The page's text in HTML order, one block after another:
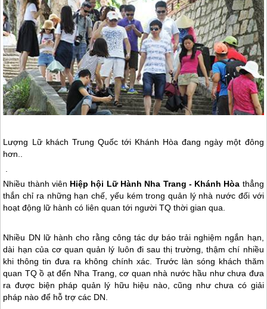
Lượng Lữ khách Trung Quốc tới Khánh Hòa đang ngày một đông
hơn..
Nhiều thành viên Hiệp hội Lữ Hành Nha Trang - Khánh Hòa thẳng
thắn chỉ ra những hạn chế, yếu kém trong quản lý nhà nước đối với
hoạt động lữ hành có liên quan tới người TQ thời gian qua.
Nhiều DN lữ hành cho rằng công tác dự báo trải nghiệm ngắn hạn,
dài hạn của cơ quan quản lý luôn đi sau thị trường, thậm chí nhiều
khi thông tin đưa ra không chính xác. Trước làn sóng khách thăm
quan TQ ồ ạt đến Nha Trang , cơ quan nhà nước hầu như chưa đưa
ra được biện pháp quản lý hữu hiệu nào, cũng như chưa có giải
pháp nào để hỗ trợ các DN.